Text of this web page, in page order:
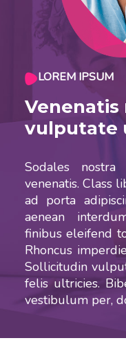
LOREM IPSUM
Venenatis
vulputate
Sodales
venenatis. Class
ad porta
aenean
finibus eleifend
Rhoncus
Sollicitudin
felis ultricies.
vestibulum per,